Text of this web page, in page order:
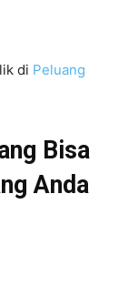
di Peluang
Bisa
Anda